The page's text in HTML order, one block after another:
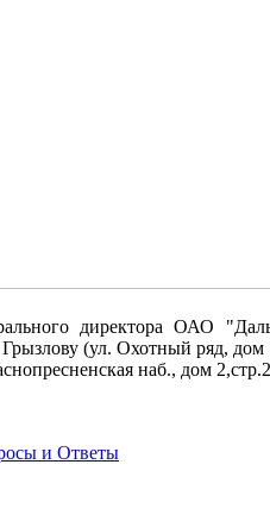
директора ОАО
(ул. Охотный ряд,
наб., дом
и Ответы